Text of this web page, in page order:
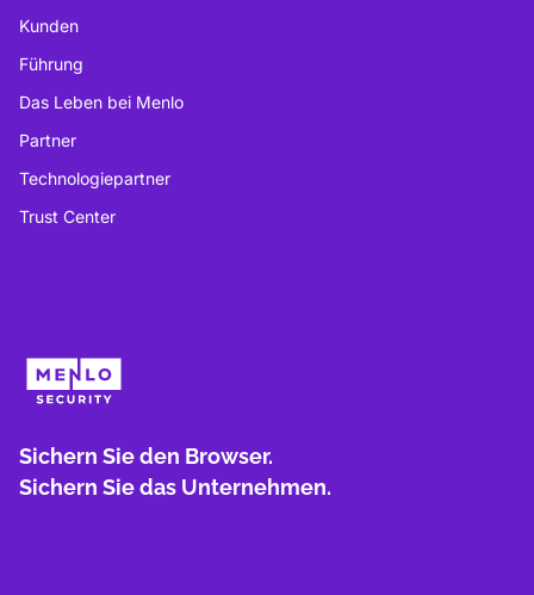
Kunden
Führung
Das Leben bei Menlo
Partner
Technologiepartner
Trust Center
Sichern Sie den Browser.
Sichern Sie das Unternehmen.